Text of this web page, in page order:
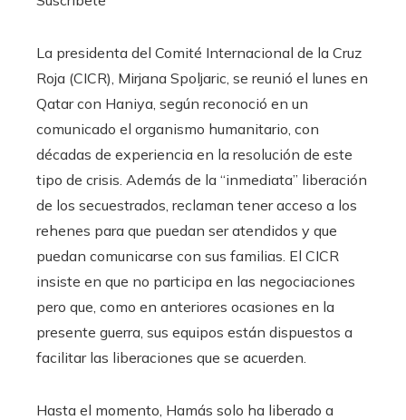
La presidenta del Comité Internacional de la Cruz
Roja (CICR), Mirjana Spoljaric, se reunió el lunes en
Qatar con Haniya, según reconoció en un
comunicado el organismo humanitario, con
décadas de experiencia en la resolución de este
tipo de crisis. Además de la “inmediata” liberación
de los secuestrados, reclaman tener acceso a los
rehenes para que puedan ser atendidos y que
puedan comunicarse con sus familias. El CICR
insiste en que no participa en las negociaciones
pero que, como en anteriores ocasiones en la
presente guerra, sus equipos están dispuestos a
facilitar las liberaciones que se acuerden.
Hasta el momento, Hamás solo ha liberado a